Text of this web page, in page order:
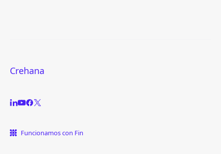
Crehana
Funcionamos con Fin